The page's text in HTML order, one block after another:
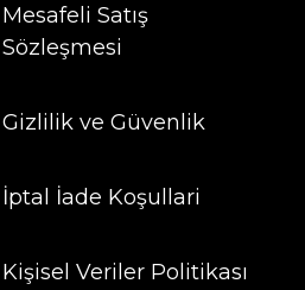
Mesafeli Satış
Sözleşmesi
Gizlilik ve Güvenlik
İptal İade Koşullari
Kişisel Veriler Politikası